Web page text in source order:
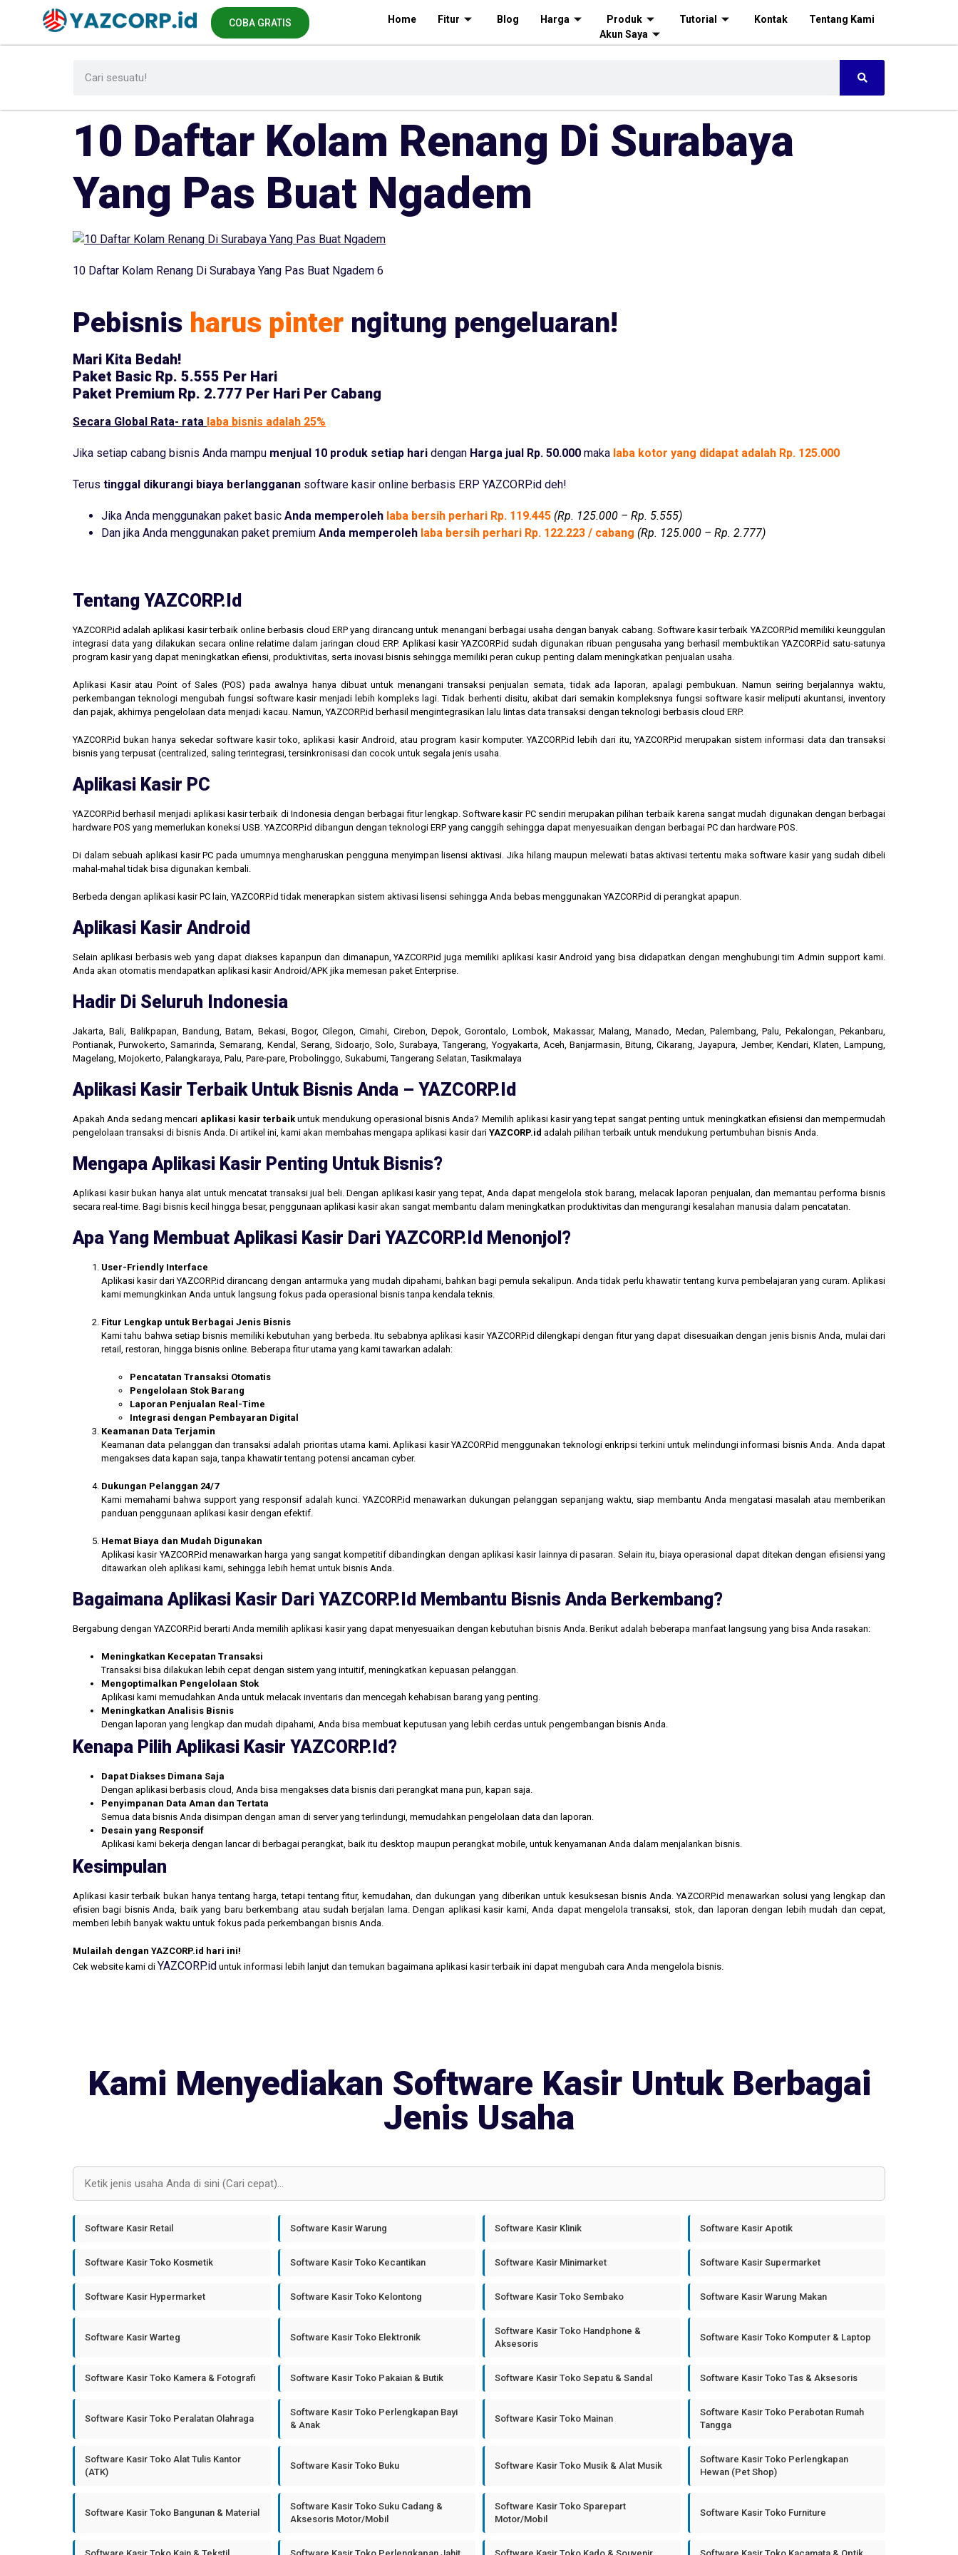
COBA GRATIS Home Fitur Blog Harga Produk Tutorial Kontak
Tentang Kami
Akun Saya
10 Daftar Kolam Renang Di Surabaya
Yang Pas Buat Ngadem
10 Daftar Kolam Renang Di Surabaya Yang Pas Buat Ngadem 6
Pebisnis harus pinter ngitung pengeluaran!
Mari Kita Bedah!
Paket Basic Rp. 5.555 Per Hari
Paket Premium Rp. 2.777 Per Hari Per Cabang
Secara Global Rata- rata laba bisnis adalah 25%
Jika setiap cabang bisnis Anda mampu menjual 10 produk setiap hari dengan Harga jual Rp. 50.000 maka laba kotor yang didapat adalah Rp. 125.000
Terus tinggal dikurangi biaya berlangganan software kasir online berbasis ERP YAZCORP.id deh!
Jika Anda menggunakan paket basic Anda memperoleh laba bersih perhari Rp. 119.445 (Rp. 125.000 – Rp. 5.555)
Dan jika Anda menggunakan paket premium Anda memperoleh laba bersih perhari Rp. 122.223 / cabang (Rp. 125.000 – Rp. 2.777)
Tentang YAZCORP.id
YAZCORP.id adalah aplikasi kasir terbaik online berbasis cloud ERP yang dirancang untuk menangani berbagai usaha dengan banyak cabang. Software kasir terbaik YAZCORP.id memiliki keunggulan
integrasi data yang dilakukan secara online relatime dalam jaringan cloud ERP. Aplikasi kasir YAZCORP.id sudah digunakan ribuan pengusaha yang berhasil membuktikan YAZCORP.id satu-satunya
program kasir yang dapat meningkatkan efiensi, produktivitas, serta inovasi bisnis sehingga memiliki peran cukup penting dalam meningkatkan penjualan usaha.
Aplikasi Kasir atau Point of Sales (POS) pada awalnya hanya dibuat untuk menangani transaksi penjualan semata, tidak ada laporan, apalagi pembukuan. Namun seiring berjalannya waktu,
perkembangan teknologi mengubah fungsi software kasir menjadi lebih kompleks lagi. Tidak berhenti disitu, akibat dari semakin kompleksnya fungsi software kasir meliputi akuntansi, inventory
dan pajak, akhirnya pengelolaan data menjadi kacau. Namun, YAZCORP.id berhasil mengintegrasikan lalu lintas data transaksi dengan teknologi berbasis cloud ERP.
YAZCORP.id bukan hanya sekedar software kasir toko, aplikasi kasir Android, atau program kasir komputer. YAZCORP.id lebih dari itu, YAZCORP.id merupakan sistem informasi data dan transaksi
bisnis yang terpusat (centralized, saling terintegrasi, tersinkronisasi dan cocok untuk segala jenis usaha.
Aplikasi Kasir PC
YAZCORP.id berhasil menjadi aplikasi kasir terbaik di Indonesia dengan berbagai fitur lengkap. Software kasir PC sendiri merupakan pilihan terbaik karena sangat mudah digunakan dengan berbagai
hardware POS yang memerlukan koneksi USB. YAZCORP.id dibangun dengan teknologi ERP yang canggih sehingga dapat menyesuaikan dengan berbagai PC dan hardware POS.
Di dalam sebuah aplikasi kasir PC pada umumnya mengharuskan pengguna menyimpan lisensi aktivasi. Jika hilang maupun melewati batas aktivasi tertentu maka software kasir yang sudah dibeli
mahal-mahal tidak bisa digunakan kembali.
Berbeda dengan aplikasi kasir PC lain, YAZCORP.id tidak menerapkan sistem aktivasi lisensi sehingga Anda bebas menggunakan YAZCORP.id di perangkat apapun.
Aplikasi Kasir Android
Selain aplikasi berbasis web yang dapat diakses kapanpun dan dimanapun, YAZCORP.id juga memiliki aplikasi kasir Android yang bisa didapatkan dengan menghubungi tim Admin support kami.
Anda akan otomatis mendapatkan aplikasi kasir Android/APK jika memesan paket Enterprise.
Hadir Di Seluruh Indonesia
Jakarta, Bali, Balikpapan, Bandung, Batam, Bekasi, Bogor, Cilegon, Cimahi, Cirebon, Depok, Gorontalo, Lombok, Makassar, Malang, Manado, Medan, Palembang, Palu, Pekalongan, Pekanbaru,
Pontianak, Purwokerto, Samarinda, Semarang, Kendal, Serang, Sidoarjo, Solo, Surabaya, Tangerang, Yogyakarta, Aceh, Banjarmasin, Bitung, Cikarang, Jayapura, Jember, Kendari, Klaten, Lampung,
Magelang, Mojokerto, Palangkaraya, Palu, Pare-pare, Probolinggo, Sukabumi, Tangerang Selatan, Tasikmalaya
Aplikasi Kasir Terbaik Untuk Bisnis Anda – YAZCORP.id
Apakah Anda sedang mencari aplikasi kasir terbaikuntuk mendukung operasional bisnis Anda? Memilih aplikasi kasir yang tepat sangat penting untuk meningkatkan efisiensi dan mempermudah
pengelolaan transaksi di bisnis Anda. Di artikel ini, kami akan membahas mengapa aplikasi kasir dari YAZCORP.id adalah pilihan terbaik untuk mendukung pertumbuhan bisnis Anda.
Mengapa Aplikasi Kasir Penting Untuk Bisnis?
Aplikasi kasir bukan hanya alat untuk mencatat transaksi jual beli. Dengan aplikasi kasir yang tepat, Anda dapat mengelola stok barang, melacak laporan penjualan, dan memantau performa bisnis
secara real-time. Bagi bisnis kecil hingga besar, penggunaan aplikasi kasir akan sangat membantu dalam meningkatkan produktivitas dan mengurangi kesalahan manusia dalam pencatatan.
Apa Yang Membuat Aplikasi Kasir Dari YAZCORP.id Menonjol?
User-Friendly Interface
Aplikasi kasir dari YAZCORP.id dirancang dengan antarmuka yang mudah dipahami, bahkan bagi pemula sekalipun. Anda tidak perlu khawatir tentang kurva pembelajaran yang curam. Aplikasi
kami memungkinkan Anda untuk langsung fokus pada operasional bisnis tanpa kendala teknis.
Fitur Lengkap untuk Berbagai Jenis Bisnis
Kami tahu bahwa setiap bisnis memiliki kebutuhan yang berbeda. Itu sebabnya aplikasi kasir YAZCORP.id dilengkapi dengan fitur yang dapat disesuaikan dengan jenis bisnis Anda, mulai dari
retail, restoran, hingga bisnis online. Beberapa fitur utama yang kami tawarkan adalah:
Pencatatan Transaksi Otomatis
Pengelolaan Stok Barang
Laporan Penjualan Real-Time
Integrasi dengan Pembayaran Digital
Keamanan Data Terjamin
Keamanan data pelanggan dan transaksi adalah prioritas utama kami. Aplikasi kasir YAZCORP.id menggunakan teknologi enkripsi terkini untuk melindungi informasi bisnis Anda. Anda dapat
mengakses data kapan saja, tanpa khawatir tentang potensi ancaman cyber.
Dukungan Pelanggan 24/7
Kami memahami bahwa support yang responsif adalah kunci. YAZCORP.id menawarkan dukungan pelanggan sepanjang waktu, siap membantu Anda mengatasi masalah atau memberikan
panduan penggunaan aplikasi kasir dengan efektif.
Hemat Biaya dan Mudah Digunakan
Aplikasi kasir YAZCORP.id menawarkan harga yang sangat kompetitif dibandingkan dengan aplikasi kasir lainnya di pasaran. Selain itu, biaya operasional dapat ditekan dengan efisiensi yang
ditawarkan oleh aplikasi kami, sehingga lebih hemat untuk bisnis Anda.
Bagaimana Aplikasi Kasir Dari YAZCORP.id Membantu Bisnis Anda Berkembang?
Bergabung dengan YAZCORP.id berarti Anda memilih aplikasi kasir yang dapat menyesuaikan dengan kebutuhan bisnis Anda. Berikut adalah beberapa manfaat langsung yang bisa Anda rasakan:
Meningkatkan Kecepatan Transaksi
Transaksi bisa dilakukan lebih cepat dengan sistem yang intuitif, meningkatkan kepuasan pelanggan.
Mengoptimalkan Pengelolaan Stok
Aplikasi kami memudahkan Anda untuk melacak inventaris dan mencegah kehabisan barang yang penting.
Meningkatkan Analisis Bisnis
Dengan laporan yang lengkap dan mudah dipahami, Anda bisa membuat keputusan yang lebih cerdas untuk pengembangan bisnis Anda.
Kenapa Pilih Aplikasi Kasir YAZCORP.id?
Dapat Diakses Dimana Saja
Dengan aplikasi berbasis cloud, Anda bisa mengakses data bisnis dari perangkat mana pun, kapan saja.
Penyimpanan Data Aman dan Tertata
Semua data bisnis Anda disimpan dengan aman di server yang terlindungi, memudahkan pengelolaan data dan laporan.
Desain yang Responsif
Aplikasi kami bekerja dengan lancar di berbagai perangkat, baik itu desktop maupun perangkat mobile, untuk kenyamanan Anda dalam menjalankan bisnis.
Kesimpulan
Aplikasi kasir terbaik bukan hanya tentang harga, tetapi tentang fitur, kemudahan, dan dukungan yang diberikan untuk kesuksesan bisnis Anda. YAZCORP.id menawarkan solusi yang lengkap dan
efisien bagi bisnis Anda, baik yang baru berkembang atau sudah berjalan lama. Dengan aplikasi kasir kami, Anda dapat mengelola transaksi, stok, dan laporan dengan lebih mudah dan cepat,
memberi lebih banyak waktu untuk fokus pada perkembangan bisnis Anda.
Mulailah dengan YAZCORP.id hari ini!
Cek website kami di YAZCORP.id untuk informasi lebih lanjut dan temukan bagaimana aplikasi kasir terbaik ini dapat mengubah cara Anda mengelola bisnis.
Kami Menyediakan Software Kasir Untuk Berbagai
Jenis Usaha
Software Kasir Retail Software Kasir Warung Software Kasir Klinik Software Kasir Apotik
Software Kasir Toko Kosmetik Software Kasir Toko Kecantikan Software Kasir Minimarket Software Kasir Supermarket
Software Kasir Hypermarket Software Kasir Toko Kelontong Software Kasir Toko Sembako Software Kasir Warung Makan
Software Kasir Warteg Software Kasir Toko Elektronik
Software Kasir Toko Handphone &
Aksesoris
Software Kasir Toko Komputer & Laptop
Software Kasir Toko Kamera & Fotografi Software Kasir Toko Pakaian & Butik Software Kasir Toko Sepatu & Sandal Software Kasir Toko Tas & Aksesoris
Software Kasir Toko Peralatan Olahraga
Software Kasir Toko Perlengkapan Bayi
& Anak
Software Kasir Toko Mainan
Software Kasir Toko Perabotan Rumah
Tangga
Software Kasir Toko Alat Tulis Kantor
(ATK)
Software Kasir Toko Buku Software Kasir Toko Musik & Alat Musik
Software Kasir Toko Perlengkapan
Hewan (Pet Shop)
Software Kasir Toko Bangunan & Material
Software Kasir Toko Suku Cadang &
Aksesoris Motor/Mobil
Software Kasir Toko Sparepart
Motor/Mobil
Software Kasir Toko Furniture